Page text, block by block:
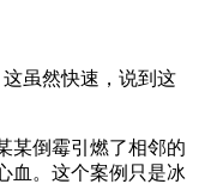
虽然快速，说到这
某倒霉引燃了相邻的
血。这个案例只是冰